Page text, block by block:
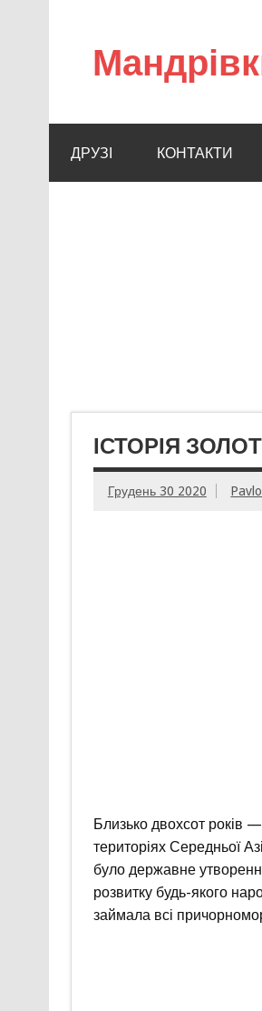
ДРУЗІ КОНТАКТИ
ІСТОРІЯ
Грудень 30 2020 Pavlo
Близько двохсот років
територіях Середньої
було державне
розвитку будь-якого
займала всі